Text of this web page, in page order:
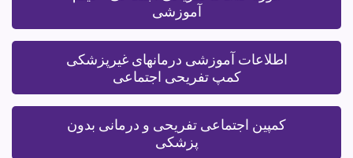
آموزشی
اطلاعات آموزشی درمانهای غیرپزشکی
کمپ تفریحی اجتماعی
کمپین اجتماعی تفریحی و درمانی بدون
پزشکی